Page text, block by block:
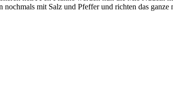
mit Salz und Pfeffer und richten das ganze